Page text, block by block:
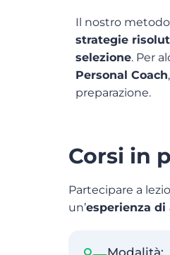
Il nostro
strategie
selezione. Per
Personal Coach
preparazione.
Corsi in
Partecipare a
un’esperienza
Modalità: